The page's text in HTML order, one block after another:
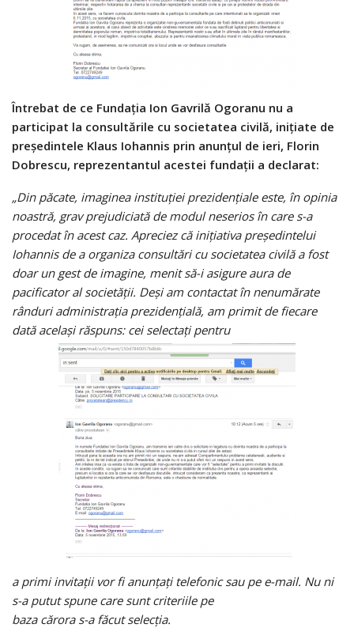
Întrebat de ce Fundaţia Ion Gavrilă Ogoranu nu a
participat la consultările cu societatea civilă, iniţiate de
preşedintele Klaus Iohannis prin anunţul de ieri, Florin
Dobrescu, reprezentantul acestei fundaţii a declarat:
„Din păcate, imaginea instituţiei prezidenţiale este, în opinia
noastră, grav prejudiciată de modul neserios în care s-a
procedat în acest caz. Apreciez că iniţiativa preşedintelui
Iohannis de a organiza consultări cu societatea civilă a fost
doar un gest de imagine, menit să-i asigure aura de
pacificator al societăţii. Deşi am contactat în nenumărate
rânduri administraţia prezidenţială, am primit de fiecare
dată acelaşi răspuns: cei selectaţi pentru
a primi invitaţii vor fi anunţaţi telefonic sau pe e-mail. Nu ni
s-a putut spune care sunt criteriile pe
baza cărora s-a făcut selecţia.